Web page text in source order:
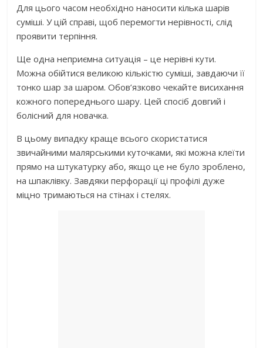
Для цього часом необхідно наносити кілька шарів
суміші. У цій справі, щоб перемогти нерівності, слід
проявити терпіння.
Ще одна неприємна ситуація – це нерівні кути.
Можна обійтися великою кількістю суміші, завдаючи її
тонко шар за шаром. Обов’язково чекайте висихання
кожного попереднього шару. Цей спосіб довгий і
болісний для новачка.
В цьому випадку краще всього скористатися
звичайними малярськими куточками, які можна клеїти
прямо на штукатурку або, якщо це не було зроблено,
на шпаклівку. Завдяки перфорації ці профілі дуже
міцно тримаються на стінах і стелях.